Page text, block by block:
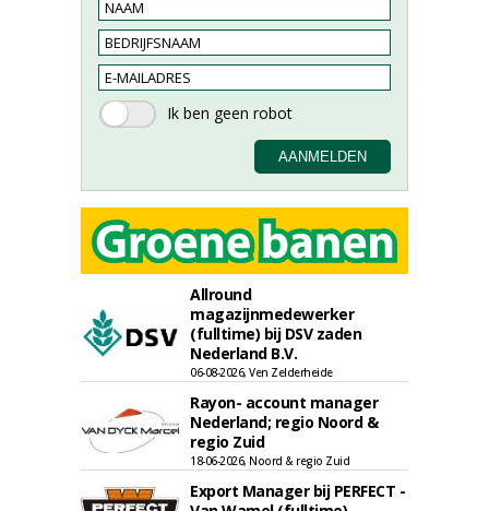
Allround
magazijnmedewerker
(fulltime) bij DSV zaden
Nederland B.V.
06-08-2026, Ven Zelderheide
Rayon- account manager
Nederland; regio Noord &
regio Zuid
18-06-2026, Noord & regio Zuid
Export Manager bij PERFECT -